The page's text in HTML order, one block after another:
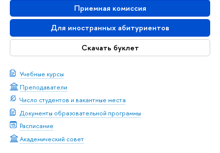
Приемная комиссия
Для иностранных абитуриентов
Скачать буклет
Учебные курсы
Преподаватели
Число студентов и вакантные места
Документы образовательной программы
Расписание
Академический совет